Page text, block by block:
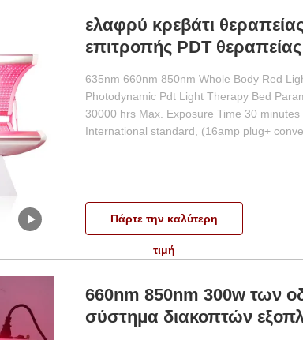
ελαφρύ κρεβάτι
επιτροπής PDT
635nm 660nm 850nm Whole Body Red
Photodynamic Pdt Light Therapy Bed
30000 hrs Max. Exposure Time 30
International standard, (16amp plug+
Πάρτε την καλύτερη
τιμή
660nm 850nm 300w των
σύστημα διακοπτών